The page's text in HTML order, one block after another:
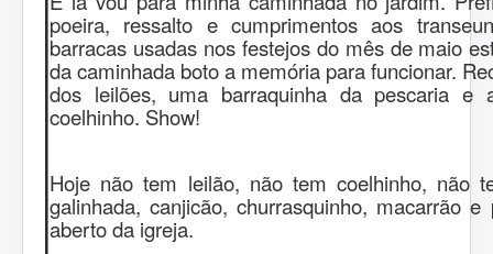
poeira, ressalto e cumprimentos aos
barracas usadas nos festejos do mês de maio
da caminhada boto a memória para funcionar.
dos leilões, uma barraquinha da pescaria e
coelhinho. Show!
Hoje não tem leilão, não tem coelhinho, não
galinhada, canjicão, churrasquinho, macarrão
aberto da igreja.